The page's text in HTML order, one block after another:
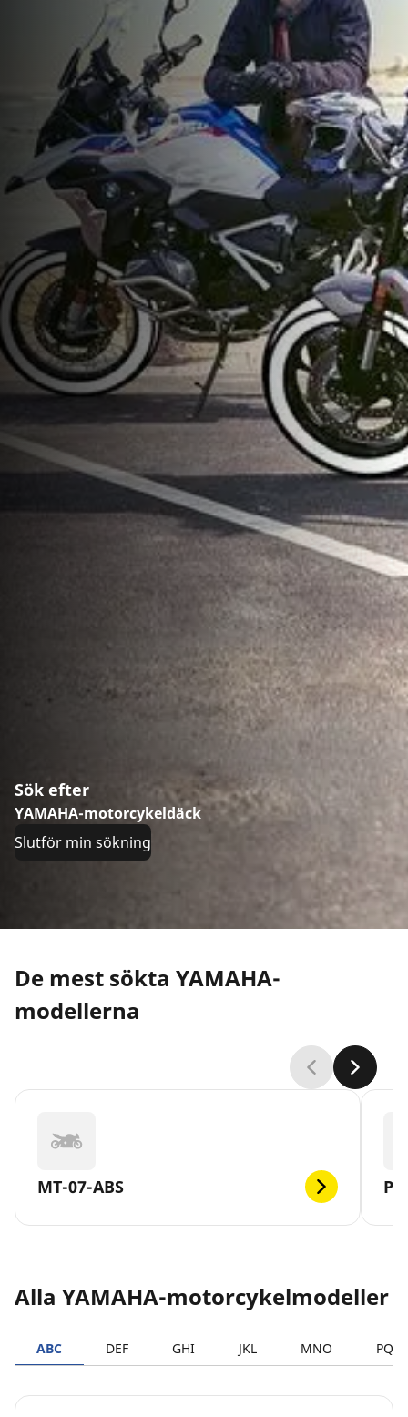
Sök efter
YAMAHA-motorcykeldäck
Slutför min sökning
De mest sökta YAMAHA-
modellerna
MT-07-ABS
Alla YAMAHA-motorcykelmodeller
ABC DEF GHI JKL MNO PQRS